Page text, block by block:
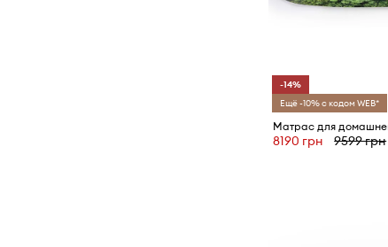
-14%
Ещё -10% с кодом WEB*
8190 грн 9599 грн